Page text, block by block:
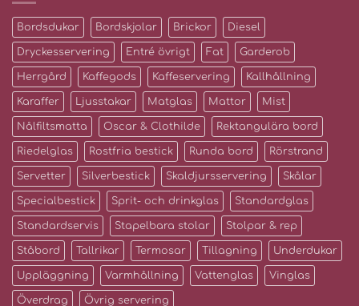
Bordsdukar Bordskjolar Brickor Diesel
Dryckesservering Entré övrigt Fat Garderob
Herrgård Kaffegods Kaffeservering Kallhållning
Karaffer Ljusstakar Matglas Mattor Mist
Nålfiltsmatta Oscar & Clothilde Rektangulära bord
Riedelglas Rostfria bestick Runda bord Rörstrand
Servetter Silverbestick Skaldjursservering Skålar
Specialbestick Sprit- och drinkglas Standardglas
Standardservis Stapelbara stolar Stolpar & rep
Ståbord Tallrikar Termosar Tillagning Underdukar
Uppläggning Varmhållning Vattenglas Vinglas
Överdrag Övrig servering